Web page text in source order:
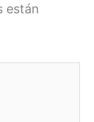
están